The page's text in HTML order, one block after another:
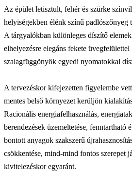
Az épület letisztult, fehér és szürke
helyiségekben élénk színű padlószőnyeg
A tárgyalókban különleges díszítő
elhelyezésre elegáns fekete üvegfelülettel
szalagfüggönyök egyedi nyomatokkal
A tervezéskor kifejezetten figyelembe
mentes belső környezet kerüljön
Racionális energiafelhasználás,
berendezések üzemeltetése, fenntartható
bontott anyagok szakszerű
csökkentése, mind-mind fontos szerepet
kivitelezéskor egyaránt.